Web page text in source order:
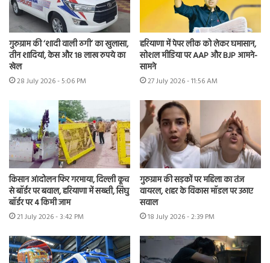
गुरुग्राम की ‘शादी वाली ठगी’ का खुलासा,
तीन शादियां, केस और 18 लाख रुपये का
खेल
28 July 2026 - 5:06 PM
हरियाणा में पेपर लीक को लेकर घमासान,
सोशल मीडिया पर AAP और BJP आमने-
सामने
27 July 2026 - 11:56 AM
किसान आंदोलन फिर गरमाया, दिल्ली कूच
से बॉर्डर पर बवाल, हरियाणा में सख्ती, सिंघु
बॉर्डर पर 4 किमी जाम
21 July 2026 - 3:42 PM
गुरुग्राम की सड़कों पर महिला का तंज
वायरल, शहर के विकास मॉडल पर उठाए
सवाल
18 July 2026 - 2:39 PM